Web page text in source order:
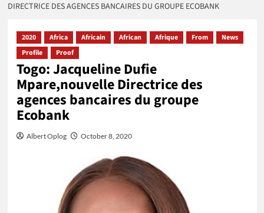
DIRECTRICE DES AGENCES BANCAIRES DU GROUPE ECOBANK
2020 Africa Africain African Afrique From
News
Profile
Proof
Togo: Jacqueline Dufie
Mpare,nouvelle Directrice des
agences bancaires du groupe
Ecobank
Albert Oplog October 8, 2020